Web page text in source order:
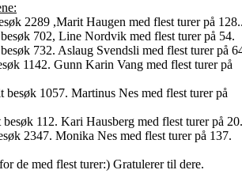
2289 ,Marit Haugen med flest turer på
702, Line Nordvik med flest turer på 54.
732. Aslaug Svendsli med flest turer på
1142. Gunn Karin Vang med flest turer på
besøk 1057. Martinus Nes med flest turer på
besøk 112. Kari Hausberg med flest turer på 20.
2347. Monika Nes med flest turer på 137.
de med flest turer:) Gratulerer til dere.